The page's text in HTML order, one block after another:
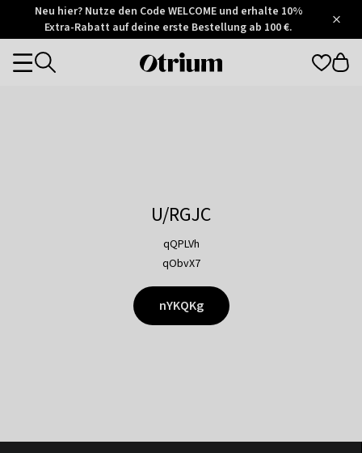
Otrium
Trustpilot
Neu hier? Nutze den Code WELCOME und erhalte 10%
Extra-Rabatt auf deine erste Bestellung ab 100 €.
Otrium
Categories
U/RGJC
qQPLVh
qObvX7
nYKQKg